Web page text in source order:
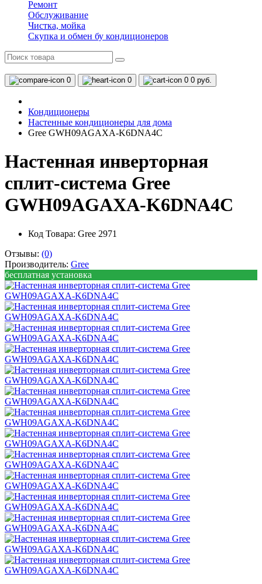
Ремонт
Обслуживание
Чистка, мойка
Скупка и обмен бу кондиционеров
0 0 0 0 руб.
Кондиционеры
Настенные кондиционеры для дома
Gree GWH09AGAXA-K6DNA4C
Настенная инверторная
сплит-система Gree
GWH09AGAXA-K6DNA4C
Код Товара: Gree 2971
Отзывы: (0)
Производитель: Gree
бесплатная установка